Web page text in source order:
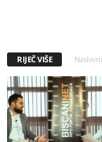
RIJEČ VIŠE